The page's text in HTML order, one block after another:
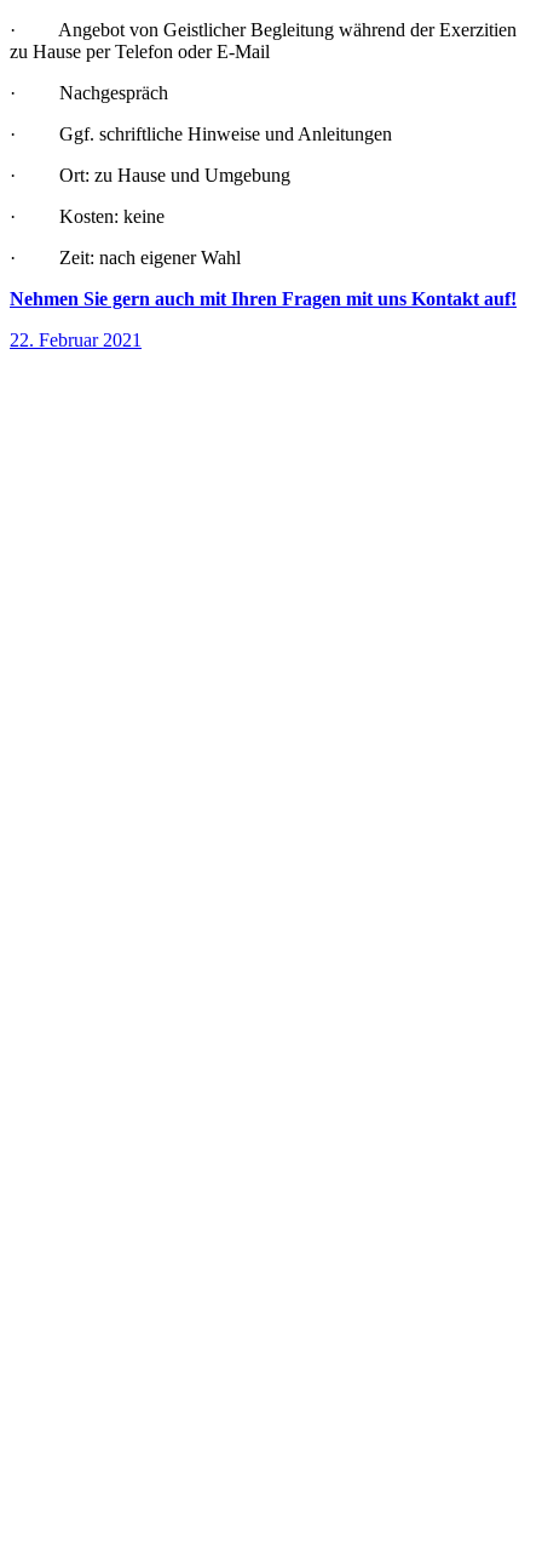
· Angebot von Geistlicher Begleitung während der Exerzitien
zu Hause per Telefon oder E-Mail
· Nachgespräch
· Ggf. schriftliche Hinweise und Anleitungen
· Ort: zu Hause und Umgebung
· Kosten: keine
· Zeit: nach eigener Wahl
Nehmen Sie gern auch mit Ihren Fragen mit uns Kontakt auf!
22. Februar 2021